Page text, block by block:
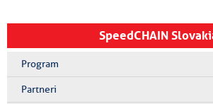
SpeedCHAIN
Program
Partneri